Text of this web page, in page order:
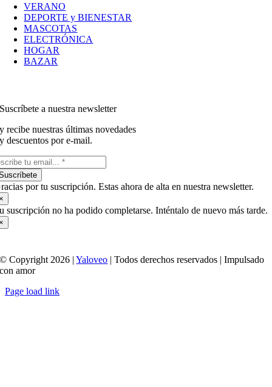
VERANO
DEPORTE y BIENESTAR
MASCOTAS
ELECTRÓNICA
HOGAR
BAZAR
Suscríbete a nuestra newsletter
y recibe nuestras últimas novedades
y descuentos por e-mail.
por tu suscripción. Estas ahora de alta en nuestra newsletter.
suscripción no ha podido completarse. Inténtalo de nuevo más tarde.
© Copyright 2026 |Yaloveo | Todos derechos reservados | Impulsado
con amor
Page load link